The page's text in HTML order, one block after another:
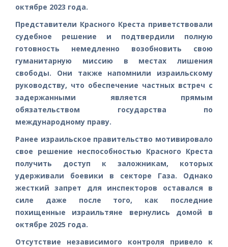
октябре 2023 года.
Представители Красного Креста приветствовали
судебное решение и подтвердили полную
готовность немедленно возобновить свою
гуманитарную миссию в местах лишения
свободы. Они также напомнили израильскому
руководству, что обеспечение частных встреч с
задержанными является прямым
обязательством государства по
международному праву.
Ранее израильское правительство мотивировало
свое решение неспособностью Красного Креста
получить доступ к заложникам, которых
удерживали боевики в секторе Газа. Однако
жесткий запрет для инспекторов оставался в
силе даже после того, как последние
похищенные израильтяне вернулись домой в
октябре 2025 года.
Отсутствие независимого контроля привело к